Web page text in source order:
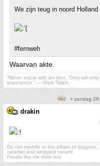
We zijn teug in noord Holland
#fernweh
Waarvan akte.
“Never argue with an idiot. They will
experience.” ― Mark Twain.
• zondag
drakin
Do not meddle in the affairs of
caramel and whipped cream!
Freaks like me drink tea